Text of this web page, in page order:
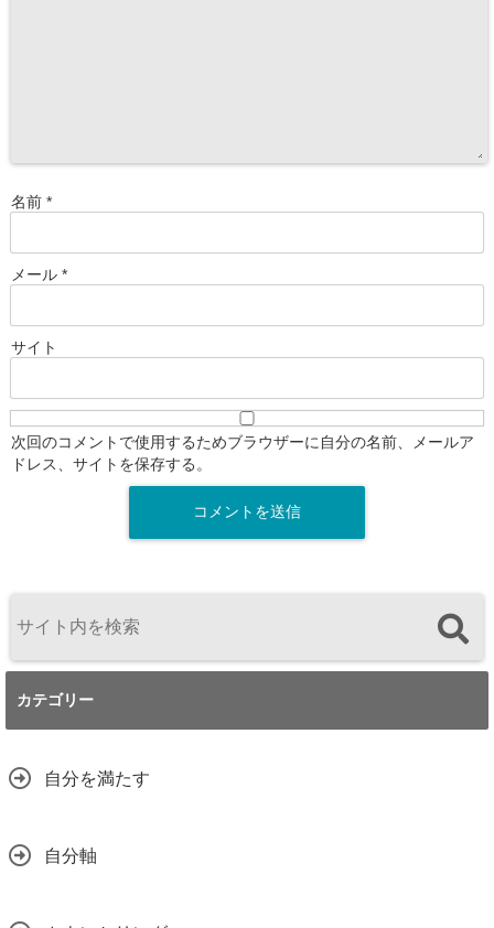
名前 *
メール *
サイト
次回のコメントで使用するためブラウザーに自分の名前、メールア
ドレス、サイトを保存する。
カテゴリー
自分を満たす
自分軸